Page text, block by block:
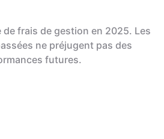
frais de gestion en 2025. Les
ne préjugent pas des
futures.